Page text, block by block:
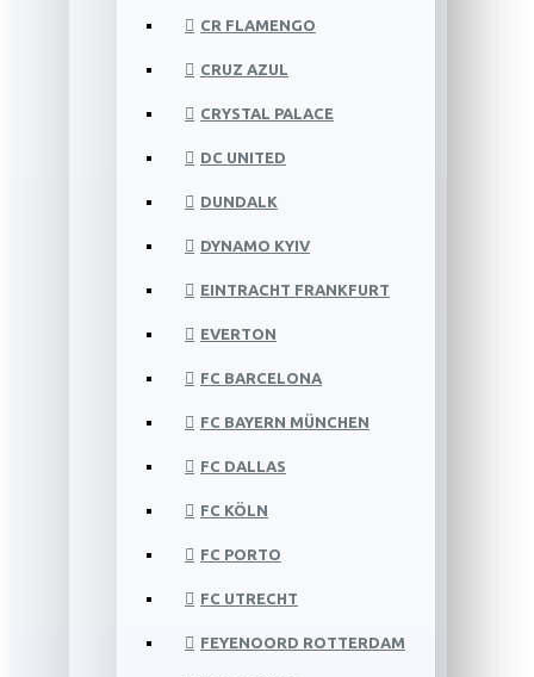
CR FLAMENGO
CRUZ AZUL
CRYSTAL PALACE
DC UNITED
DUNDALK
DYNAMO KYIV
EINTRACHT FRANKFURT
EVERTON
FC BARCELONA
FC BAYERN MÜNCHEN
FC DALLAS
FC KÖLN
FC PORTO
FC UTRECHT
FEYENOORD ROTTERDAM